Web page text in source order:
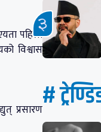
पहिलो
विश्वास
प्रसारण#